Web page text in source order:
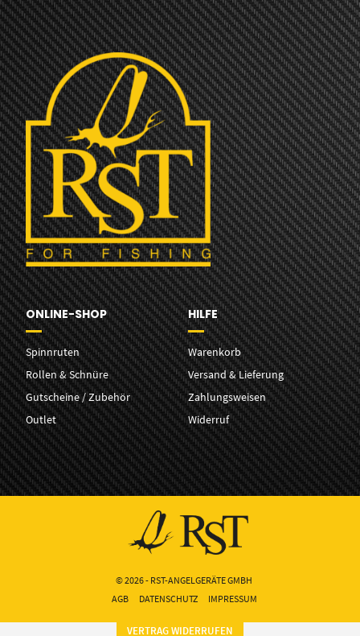
ONLINE-SHOP
Spinnruten
Rollen & Schnüre
Gutscheine / Zubehör
Outlet
HILFE
Warenkorb
Versand & Lieferung
Zahlungsweisen
Widerruf
© 2026 - RST-ANGELGERÄTE GMBH
AGB
DATENSCHUTZ IMPRESSUM
VERTRAG WIDERRUFEN